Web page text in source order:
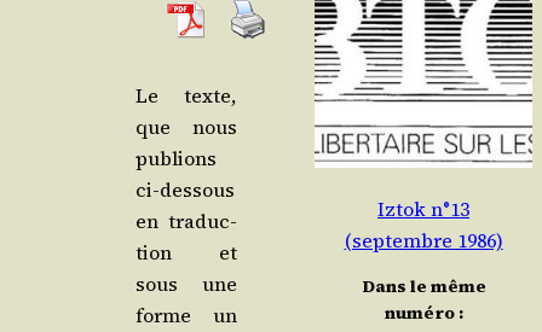
Le texte,
que nous
publions
ci-des­sous
en tra­duc­
tion et
sous une
forme un
Iztok n°13
(septembre 1986)
Dans le même
numéro :